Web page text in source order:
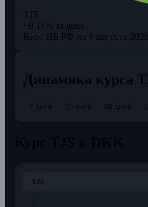
TJS
+0.11% за день
Курс ЦБ РФ на 8 августа 2026
Динамика курса
7 дней 30 дней 90 дней
TJS
1